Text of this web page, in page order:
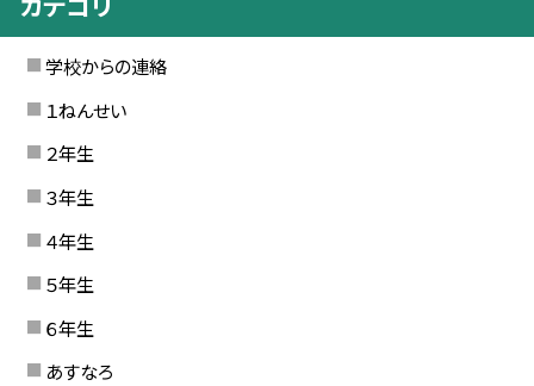
学校からの連絡
１ねんせい
２年生
３年生
４年生
５年生
６年生
あすなろ